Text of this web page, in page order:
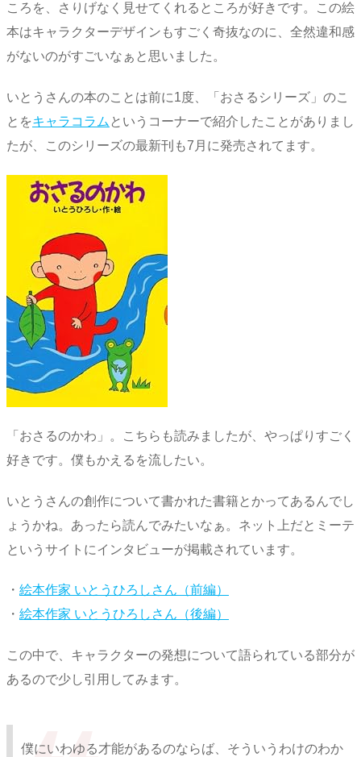
ころを、さりげなく見せてくれるところが好きです。この絵
本はキャラクターデザインもすごく奇抜なのに、全然違和感
がないのがすごいなぁと思いました。
いとうさんの本のことは前に1度、「おさるシリーズ」のこ
とをキャラコラム というコーナーで紹介したことがありまし
たが、このシリーズの最新刊も7月に発売されてます。
「おさるのかわ」。こちらも読みましたが、やっぱりすごく
好きです。僕もかえるを流したい。
いとうさんの創作について書かれた書籍とかってあるんでし
ょうかね。あったら読んでみたいなぁ。ネット上だとミーテ
というサイトにインタビューが掲載されています。
・ 絵本作家 いとうひろしさん（前編）
・ 絵本作家 いとうひろしさん（後編）
この中で、キャラクターの発想について語られている部分が
あるので少し引用してみます。
僕にいわゆる才能があるのならば、そういうわけのわか